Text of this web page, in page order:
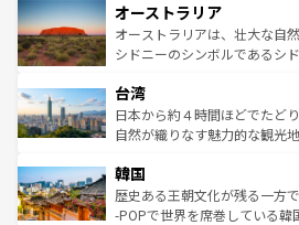
部のニューオーリンズでは、
文化が魅力。旅行者はアメリ
しみながら、その多様性と豊
ならではの贅沢な旅のスタイルだ。 なお、新着の
情報はコンテンツ一覧を参照
ワイ島は見逃せない。また、
島だが、静かな自然を求める
おすすめ。エメラルドグリー
れるおもてなしの心で訪れる
人々、おいしいローカルフー
ク、伝統的なフラダンスなど
ワイを、存分に味わってほしい。 なお、新着のハワイ
はコンテンツ一覧を参照して
オーストラリア
オーストラリアは、壮大な自
シドニーのシンボルであるシ
リアリーフや大陸中央部にそ
ク）、タスマニアの美しい原
ど、見どころがたくさん。ま
いる。アクティビティも充実
ビング、ハイキングなど、ア
い。オーストラリアの多彩な
台湾
日本から約４時間ほどでたど
自然が織りなす魅力的な観光
ン）、静ひつな山岳地帯であ
と山間の静けさが共存してお
驚きをもたらしてくれる。ま
韓国
歴史ある王朝文化が残る一方
-POPで世界を席巻している韓